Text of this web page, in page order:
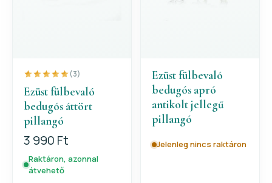
(3)
Ezüst fülbevaló
bedugós áttört
pillangó
3 990 Ft
Raktáron, azonnal
átvehető
Ezüst fülbevaló
bedugós apró
antikolt jellegű
pillangó
Jelenleg nincs raktáron